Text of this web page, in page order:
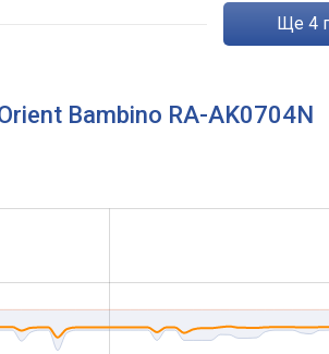
ще 4
Bambino RA-AK0704N